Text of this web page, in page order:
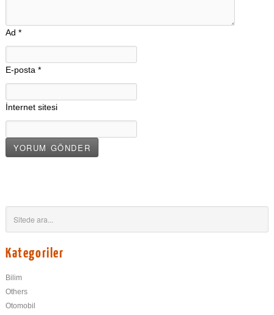
Ad *
E-posta *
İnternet sitesi
Kategoriler
Bilim
Others
Otomobil